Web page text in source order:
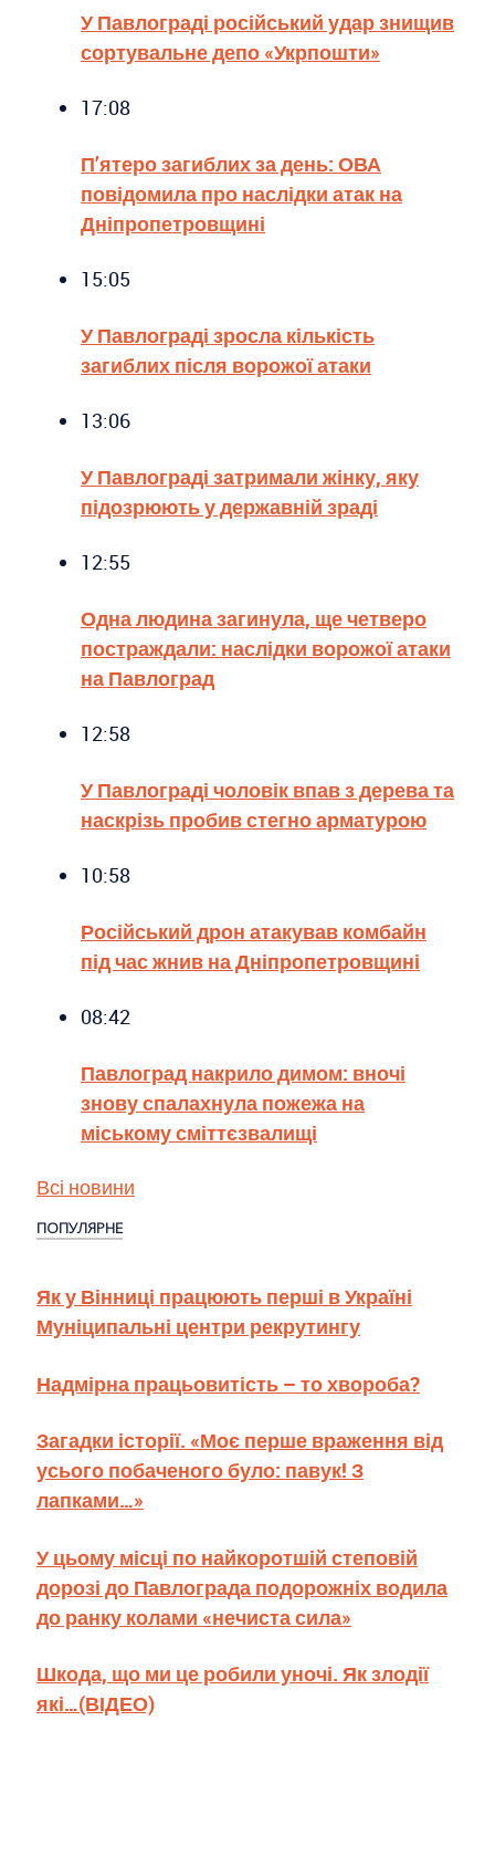
У Павлограді російський удар знищив
сортувальне депо «Укрпошти»
17:08
П’ятеро загиблих за день: ОВА
повідомила про наслідки атак на
Дніпропетровщині
15:05
У Павлограді зросла кількість
загиблих після ворожої атаки
13:06
У Павлограді затримали жінку, яку
підозрюють у державній зраді
12:55
Одна людина загинула, ще четверо
постраждали: наслідки ворожої атаки
на Павлоград
12:58
У Павлограді чоловік впав з дерева та
наскрізь пробив стегно арматурою
10:58
Російський дрон атакував комбайн
під час жнив на Дніпропетровщині
08:42
Павлоград накрило димом: вночі
знову спалахнула пожежа на
міському сміттєзвалищі
Всі новини
ПОПУЛЯРНЕ
Як у Вінниці працюють перші в Україні
Муніципальні центри рекрутингу
Надмірна працьовитість – то хвороба?
Загадки історії. «Моє перше враження від
усього побаченого було: павук! З
лапками…»
У цьому місці по найкоротшій степовій
дорозі до Павлограда подорожніх водила
до ранку колами «нечиста сила»
Шкода, що ми це робили уночі. Як злодії
які…(ВІДЕО)